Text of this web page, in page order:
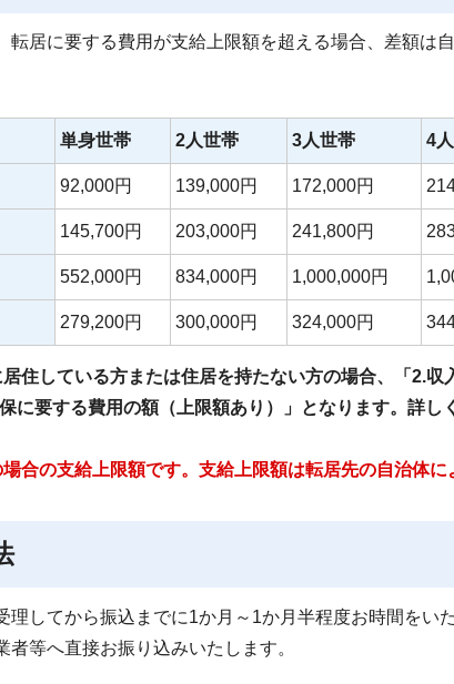
居に要する費用が支給上限額を超える場合、差額は自
単身世帯 2人世帯 3人世帯 4
92,000円 139,000円 172,000円
145,700円 203,000円 241,800円
552,000円 834,000円 1,000,000円
279,200円 300,000円 324,000円
居住している方または住居を持たない方の場合、「2.収
に要する費用の額（上限額あり）」となります。詳し
合の支給上限額です。支給上限額は転居先の自治体に
理してから振込までに1か月～1か月半程度お時間をい
等へ直接お振り込みいたします。